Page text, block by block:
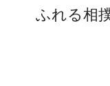
ふれる相